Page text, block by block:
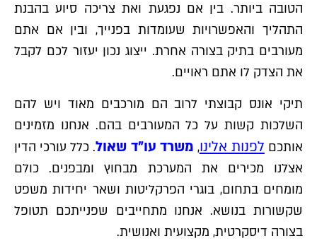
הטובה ביותר. בין אם נפגעת ואת צריכה סיוע בהבנת
התהליך והאפשרויות שעומדות בפנייך, ובין אם אתם
מעורבים בתיק בצורה אחרת. ייצוג נכון יעזור לכם לקבל
את הצדק לו אתם ראויים.
תיקי אונס קבוצתי לרוב הם מורכבים מאוד ויש להם
השלכות קשות על כל המעורבים בהם. אנחנו מזמינים
אותכם לפנות אלינו, משרד עו"ד שאול. כלל עורכי הדין
אצלנו מכירים את המערכת מבחוץ ומבפנים. כולם
מומחים בתחום, בוגרי הפרקליטות ושאר יחידות משפט
שקשורות בנושא. אנחנו מתחייבים שפנייתכם תטופל
בצורה דיסקרטית, מקצועית ואנושית.